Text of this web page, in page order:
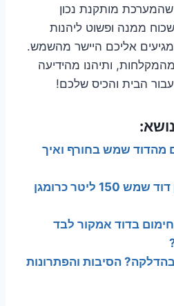
שהמערכת מותקנת נכון
ממנה ופשוט ליהנות
אליכם היישר מהשמש.
ותיהנו מהידיעה
הבית והכיס שלכם!
מהדוד שמש בחורף ואיך
כמה עולה להתקין דוד שמש 150 ליטר כרומגן
בדוד אמקור לבד
הסיבות והפתרונות